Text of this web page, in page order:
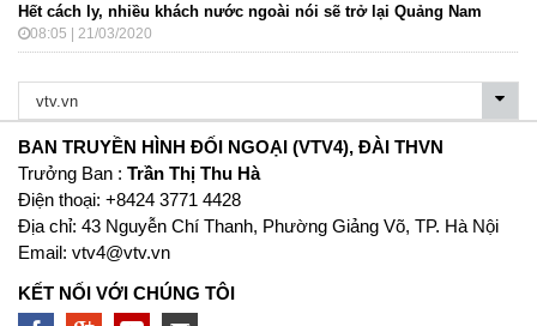
Hết cách ly, nhiều khách nước ngoài nói sẽ trở lại Quảng Nam
08:05 | 21/03/2020
BAN TRUYỀN HÌNH ĐỐI NGOẠI (VTV4), ĐÀI THVN
Trưởng Ban : Trần Thị Thu Hà
Ðiện thoại: +8424 3771 4428
Địa chỉ: 43 Nguyễn Chí Thanh, Phường Giảng Võ, TP. Hà Nội
Email: vtv4@vtv.vn
KẾT NỐI VỚI CHÚNG TÔI